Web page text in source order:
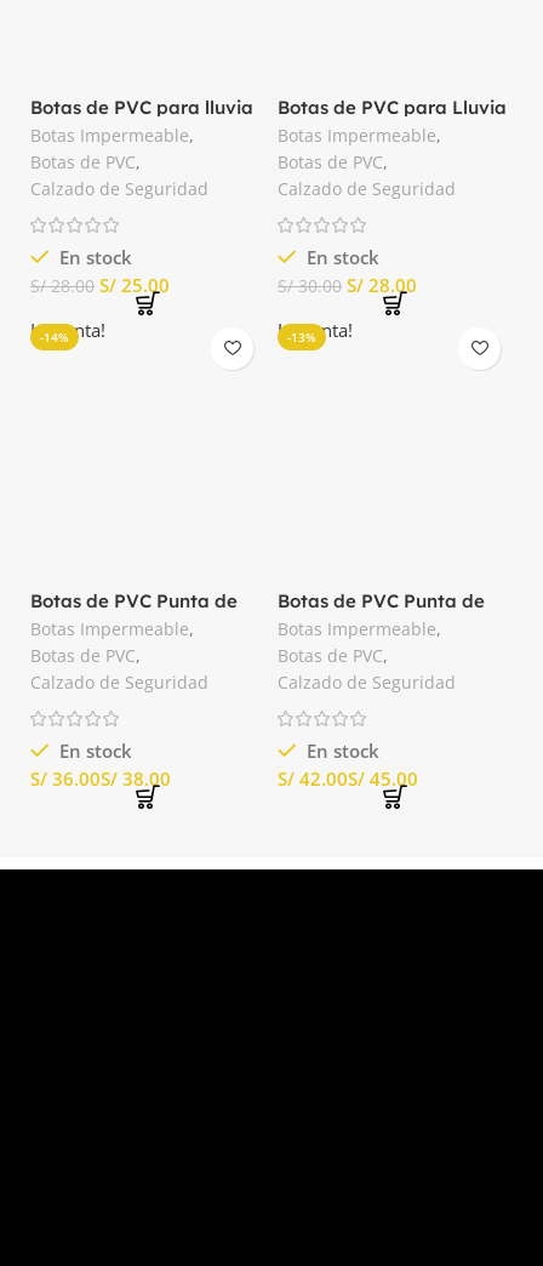
Botas de PVC para lluvia
Negro Pega Forte
Botas Impermeable,
Botas de PVC,
Calzado de Seguridad
En stock
S/28.00 S/ 25.00
Botas de PVC para Lluvia
Prince Blanco
Botas Impermeable,
Botas de PVC,
Calzado de Seguridad
En stock
S/30.00 S/ 28.00
-14%
La venta!
Botas de PVC Punta de
Acero Negro Segusa
Botas Impermeable,
Botas de PVC,
Calzado de Seguridad
En stock
S/
S/
-13%
La venta!
Botas de PVC Punta de
Acero Químico Blanco
Segusa
Botas Impermeable,
Botas de PVC,
Calzado de Seguridad
En stock
S/
S/